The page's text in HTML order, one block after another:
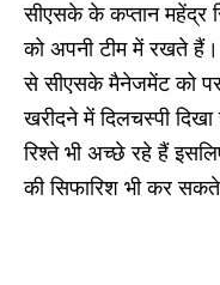
सीएसके के कप्तान महेंद्र
को अपनी टीम में रखते
से सीएसके मैनेजमेंट को
खरीदने में दिलचस्पी
रिश्ते भी अच्छे रहे हैं
की सिफारिश भी कर